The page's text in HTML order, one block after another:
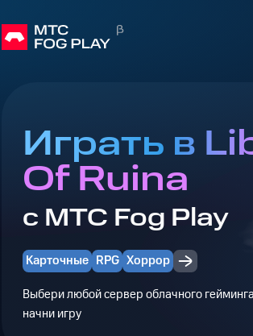
Играть в
Of Ruina
с МТС Fog Play
Карточные RPG Хоррор
Выбери любой сервер облачного
начни игру